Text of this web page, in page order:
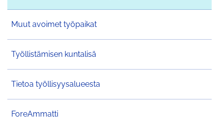
Muut avoimet työpaikat
Työllistämisen kuntalisä
Tietoa työllisyysalueesta
ForeAmmatti